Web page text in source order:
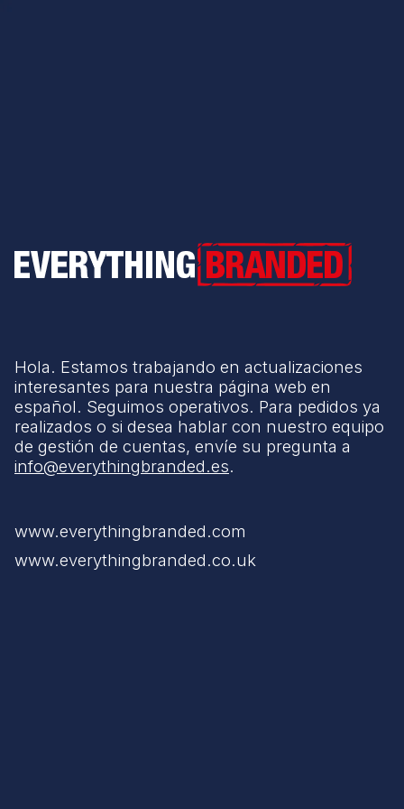
Everything Branded
Hola. Estamos trabajando en actualizaciones
interesantes para nuestra página web en
español. Seguimos operativos. Para pedidos ya
realizados o si desea hablar con nuestro equipo
de gestión de cuentas, envíe su pregunta a
info@everythingbranded.es.
www.everythingbranded.com
www.everythingbranded.co.uk